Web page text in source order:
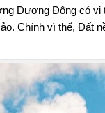
Dương Đông có vị
Chính vì thế, Đất